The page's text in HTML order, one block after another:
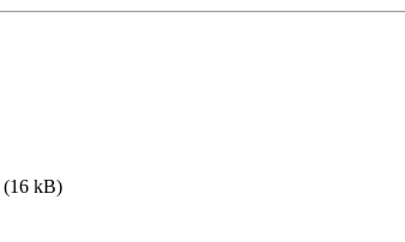
(16 kB)